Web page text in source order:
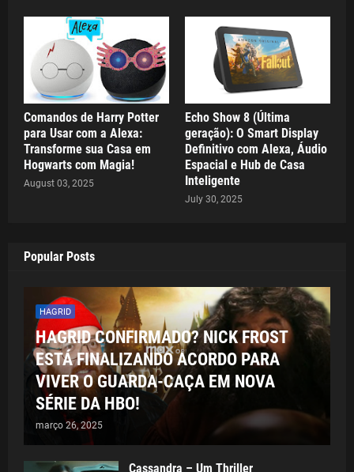
Comandos de Harry Potter
para Usar com a Alexa:
Transforme sua Casa em
Hogwarts com Magia!
August 03, 2025
Echo Show 8 (Última
geração): O Smart Display
Definitivo com Alexa, Áudio
Espacial e Hub de Casa
Inteligente
July 30, 2025
Popular Posts
HAGRID
HAGRID CONFIRMADO? NICK FROST
ESTÁ FINALIZANDO ACORDO PARA
VIVER O GUARDA-CAÇA EM NOVA
SÉRIE DA HBO!
março 26, 2025
Cassandra – Um Thriller